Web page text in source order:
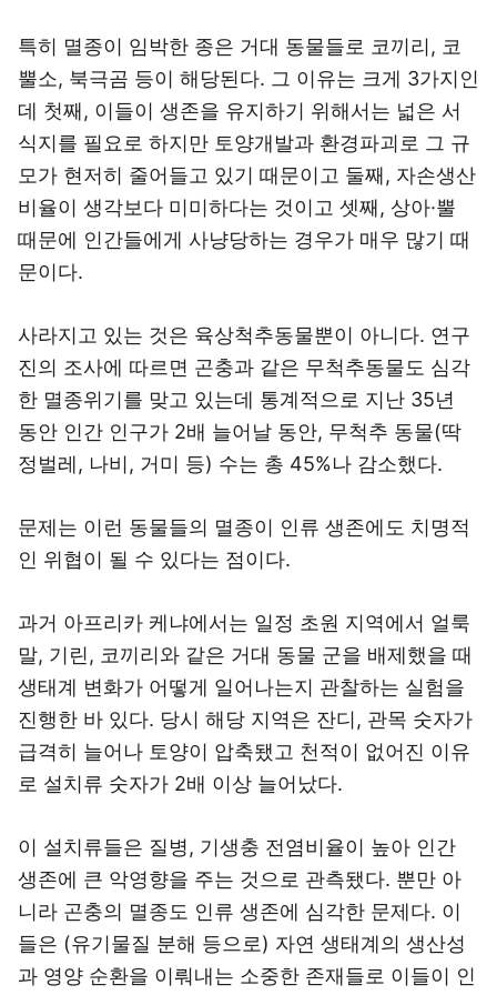
특히 멸종이 임박한 종은 거대 동물들로 코끼리, 코
뿔소, 북극곰 등이 해당된다. 그 이유는 크게 3가지인
데 첫째, 이들이 생존을 유지하기 위해서는 넓은 서
식지를 필요로 하지만 토양개발과 환경파괴로 그 규
모가 현저히 줄어들고 있기 때문이고 둘째, 자손생산
비율이 생각보다 미미하다는 것이고 셋째, 상아·뿔
때문에 인간들에게 사냥당하는 경우가 매우 많기 때
문이다.
사라지고 있는 것은 육상척추동물뿐이 아니다. 연구
진의 조사에 따르면 곤충과 같은 무척추동물도 심각
한 멸종위기를 맞고 있는데 통계적으로 지난 35년
동안 인간 인구가 2배 늘어날 동안, 무척추 동물(딱
정벌레, 나비, 거미 등) 수는 총 45%나 감소했다.
문제는 이런 동물들의 멸종이 인류 생존에도 치명적
인 위협이 될 수 있다는 점이다.
과거 아프리카 케냐에서는 일정 초원 지역에서 얼룩
말, 기린, 코끼리와 같은 거대 동물 군을 배제했을 때
생태계 변화가 어떻게 일어나는지 관찰하는 실험을
진행한 바 있다. 당시 해당 지역은 잔디, 관목 숫자가
급격히 늘어나 토양이 압축됐고 천적이 없어진 이유
로 설치류 숫자가 2배 이상 늘어났다.
이 설치류들은 질병, 기생충 전염비율이 높아 인간
생존에 큰 악영향을 주는 것으로 관측됐다. 뿐만 아
니라 곤충의 멸종도 인류 생존에 심각한 문제다. 이
들은 (유기물질 분해 등으로) 자연 생태계의 생산성
과 영양 순환을 이뤄내는 소중한 존재들로 이들이 인